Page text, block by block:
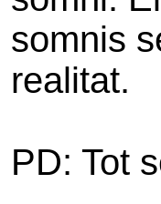
somnis
realitat.
PD: Tot